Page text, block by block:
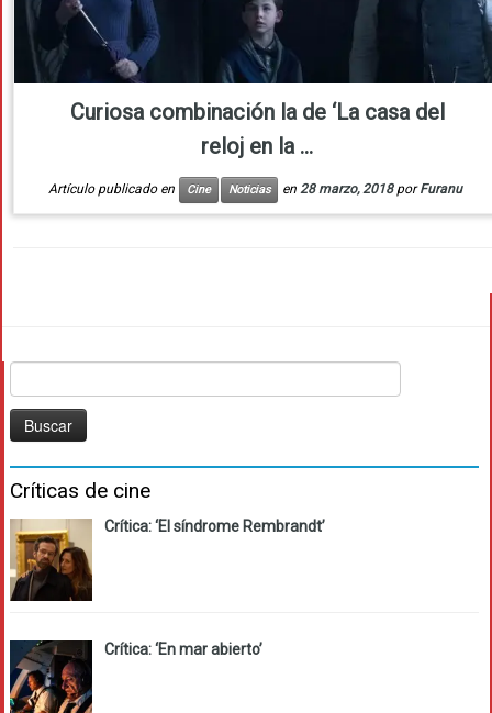
Curiosa combinación la de ‘La casa del
reloj en la ...
Artículo publicado en Cine Noticias en 28 marzo, 2018 porFuranu
Críticas de cine
Crítica: ‘El síndrome Rembrandt’
Crítica: ‘En mar abierto’